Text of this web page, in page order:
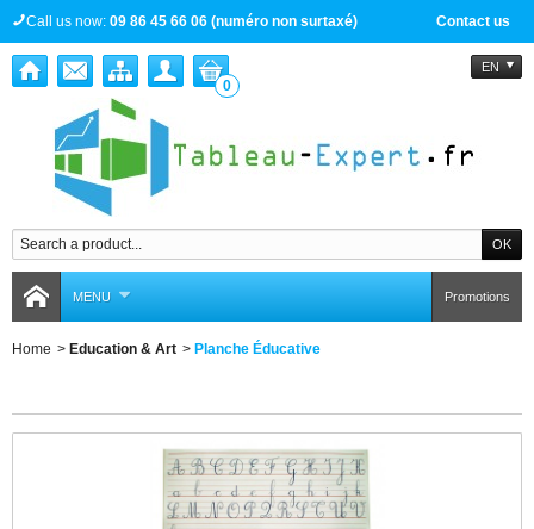
Contact us
Call us now: 09 86 45 66 06 (numéro non surtaxé)
EN
0
MENU Promotions
Home > Education & Art > Planche Éducative